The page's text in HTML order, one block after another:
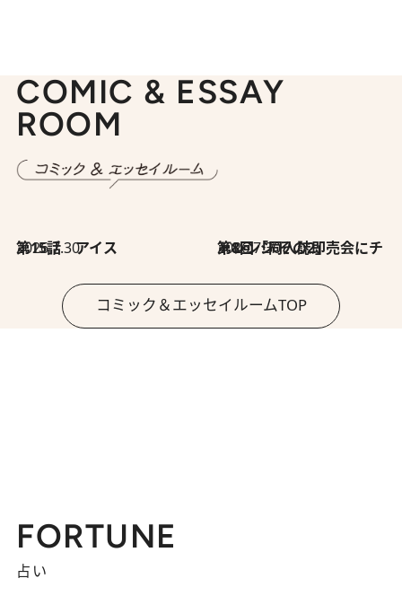
COMIC & ESSAY
ROOM
2026.7.30
第15話 アイス 2026.7.30
第8回「同人誌即売会にチャレンジ その2」
コミック＆エッセイルームTOP
FORTUNE
占い